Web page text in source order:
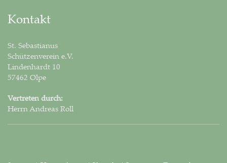
Kontakt
St. Sebastianus
Schützenverein e.V.
Lindenhardt 10
57462 Olpe
Vertreten durch:
Herrn Andreas Roll